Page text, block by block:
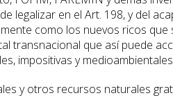
legalizar en el Art. 198, y del
como los nuevos ricos
transnacional que así puede
impositivas y
y otros recursos naturales